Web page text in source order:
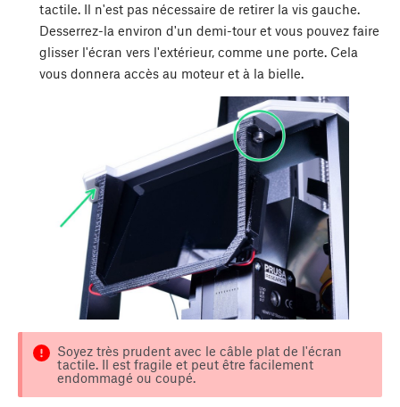
tactile. Il n'est pas nécessaire de retirer la vis gauche.
Desserrez-la environ d'un demi-tour et vous pouvez faire
glisser l'écran vers l'extérieur, comme une porte. Cela
vous donnera accès au moteur et à la bielle.
Soyez très prudent avec le câble plat de l'écran
tactile. Il est fragile et peut être facilement
endommagé ou coupé.